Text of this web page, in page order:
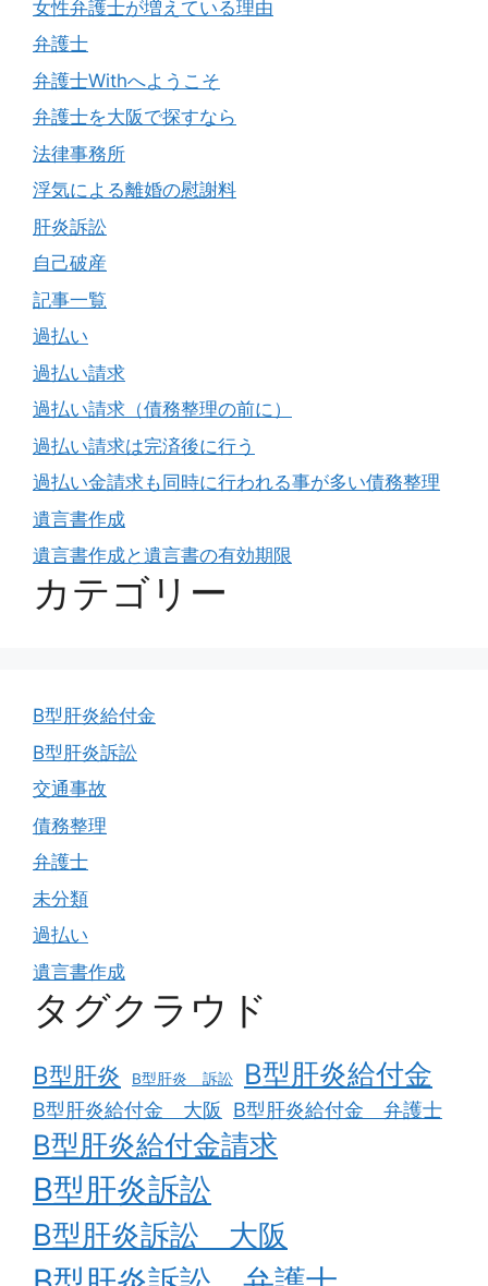
女性弁護士が増えている理由
弁護士
弁護士Withへようこそ
弁護士を大阪で探すなら
法律事務所
浮気による離婚の慰謝料
肝炎訴訟
自己破産
記事一覧
過払い
過払い請求
過払い請求（債務整理の前に）
過払い請求は完済後に行う
過払い金請求も同時に行われる事が多い債務整理
遺言書作成
遺言書作成と遺言書の有効期限
カテゴリー
B型肝炎給付金
B型肝炎訴訟
交通事故
債務整理
弁護士
未分類
過払い
遺言書作成
タグクラウド
B型肝炎 B型肝炎 訴訟 B型肝炎給付金
B型肝炎給付金 大阪 B型肝炎給付金 弁護士
B型肝炎給付金請求
B型肝炎訴訟
B型肝炎訴訟 大阪